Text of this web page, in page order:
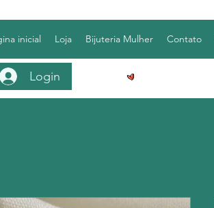
inicial Loja Bijuteria Mulher Contato
Login